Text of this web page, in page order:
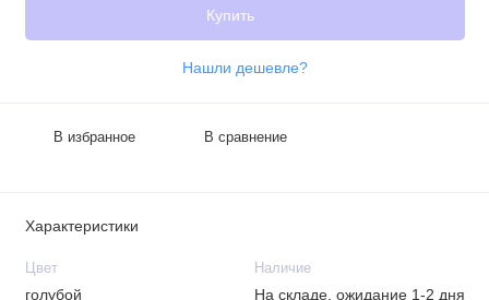
Купить
Нашли дешевле?
В избранное В сравнение
Характеристики
Цвет
голубой
Наличие
На складе, ожидание 1-2 дня